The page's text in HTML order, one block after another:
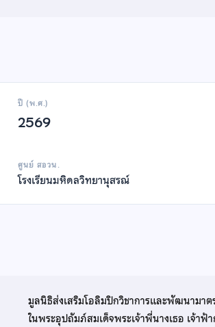
ปี (พ.ศ.)
2569
ศูนย์ สอวน.
โรงเรียนมหิดลวิทยานุสรณ์
มูลนิธิส่งเสริมโอลิมปิกวิชาการและพัฒนามา
ในพระอุปถัมภ์สมเด็จพระเจ้าพี่นางเธอ เจ้า